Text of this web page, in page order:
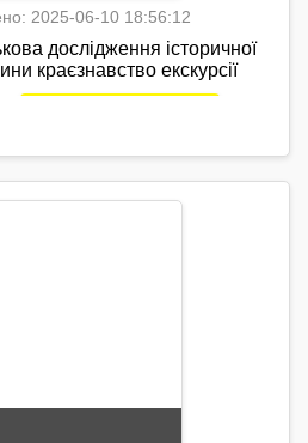
2025-06-10 18:56:12
дослідження історичної
краєзнавство екскурсії